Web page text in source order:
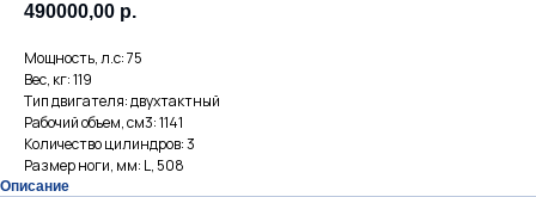
490000,00 р.
Мощность, л.с: 75
Вес, кг: 119
Тип двигателя: двухтактный
Рабочий объем, см3: 1141
Количество цилиндров: 3
Размер ноги, мм: L, 508
Описание